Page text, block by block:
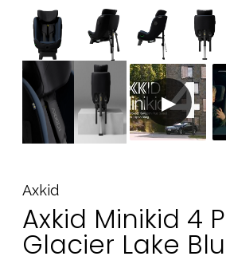
Axkid
Axkid Minikid 4
Glacier Lake
Sol och bad Outlet
Kontakta oss